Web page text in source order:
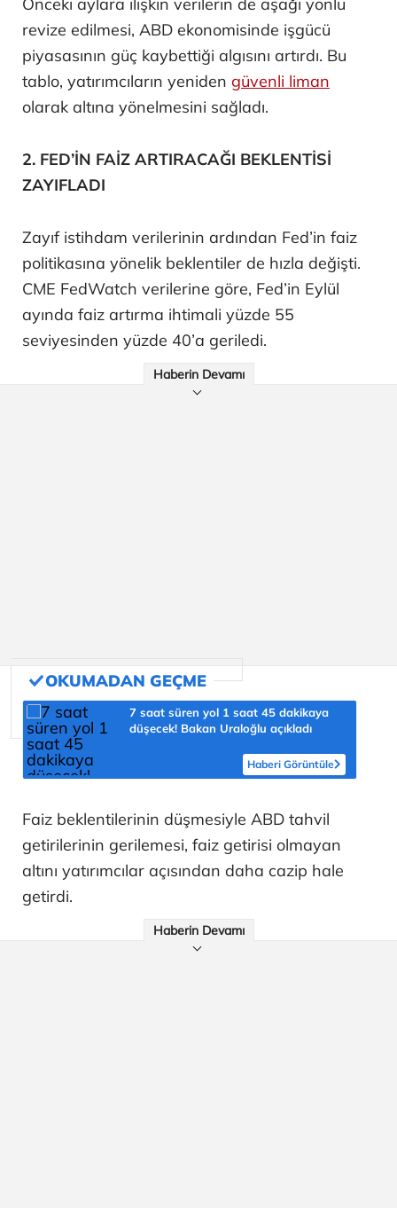
Önceki aylara ilişkin verilerin de aşağı yönlü
revize edilmesi, ABD ekonomisinde işgücü
piyasasının güç kaybettiği algısını artırdı. Bu
tablo, yatırımcıların yeniden güvenli liman
olarak altına yönelmesini sağladı.
2. FED’İN FAİZ ARTIRACAĞI BEKLENTİSİ
ZAYIFLADI
Zayıf istihdam verilerinin ardından Fed’in faiz
politikasına yönelik beklentiler de hızla değişti.
CME FedWatch verilerine göre, Fed’in Eylül
ayında faiz artırma ihtimali yüzde 55
seviyesinden yüzde 40’a geriledi.
Haberin Devamı
7 saat süren yol 1 saat 45 dakikaya
düşecek! Bakan Uraloğlu açıkladı
Haberi Görüntüle
Faiz beklentilerinin düşmesiyle ABD tahvil
getirilerinin gerilemesi, faiz getirisi olmayan
altını yatırımcılar açısından daha cazip hale
getirdi.
Haberin Devamı